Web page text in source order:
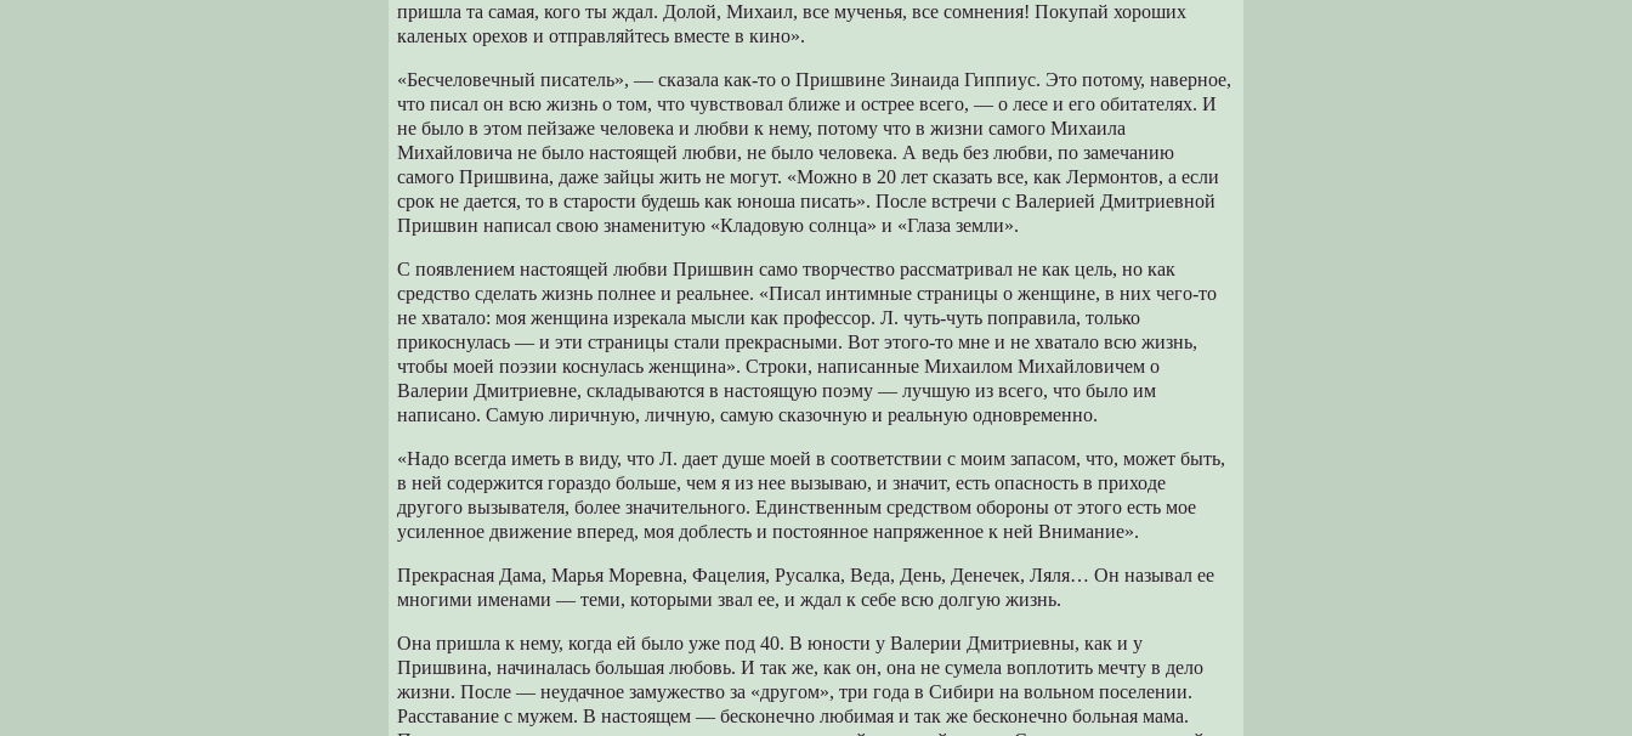
пришла та самая, кого ты ждал. Долой, Михаил, все мученья, все сомнения! Покупай хороших
каленых орехов и отправляйтесь вместе в кино».
«Бесчеловечный писатель», — сказала как-то о Пришвине Зинаида Гиппиус. Это потому, наверное,
что писал он всю жизнь о том, что чувствовал ближе и острее всего, — о лесе и его обитателях. И
не было в этом пейзаже человека и любви к нему, потому что в жизни самого Михаила
Михайловича не было настоящей любви, не было человека. А ведь без любви, по замечанию
самого Пришвина, даже зайцы жить не могут. «Можно в 20 лет сказать все, как Лермонтов, а если
срок не дается, то в старости будешь как юноша писать». После встречи с Валерией Дмитриевной
Пришвин написал свою знаменитую «Кладовую солнца» и «Глаза земли».
С появлением настоящей любви Пришвин само творчество рассматривал не как цель, но как
средство сделать жизнь полнее и реальнее. «Писал интимные страницы о женщине, в них чего-то
не хватало: моя женщина изрекала мысли как профессор. Л. чуть-чуть поправила, только
прикоснулась — и эти страницы стали прекрасными. Вот этого-то мне и не хватало всю жизнь,
чтобы моей поэзии коснулась женщина». Строки, написанные Михаилом Михайловичем о
Валерии Дмитриевне, складываются в настоящую поэму — лучшую из всего, что было им
написано. Самую лиричную, личную, самую сказочную и реальную одновременно.
«Надо всегда иметь в виду, что Л. дает душе моей в соответствии с моим запасом, что, может быть,
в ней содержится гораздо больше, чем я из нее вызываю, и значит, есть опасность в приходе
другого вызывателя, более значительного. Единственным средством обороны от этого есть мое
усиленное движение вперед, моя доблесть и постоянное напряженное к ней Внимание».
Прекрасная Дама, Марья Моревна, Фацелия, Русалка, Веда, День, Денечек, Ляля… Он называл ее
многими именами — теми, которыми звал ее, и ждал к себе всю долгую жизнь.
Она пришла к нему, когда ей было уже под 40. В юности у Валерии Дмитриевны, как и у
Пришвина, начиналась большая любовь. И так же, как он, она не сумела воплотить мечту в дело
жизни. После — неудачное замужество за «другом», три года в Сибири на вольном поселении.
Расставание с мужем. В настоящем — бесконечно любимая и так же бесконечно больная мама.